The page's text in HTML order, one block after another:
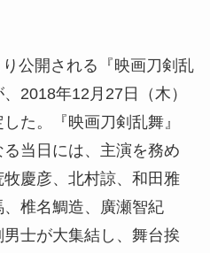
公開される『映画刀剣乱
2018年12月27日（木）
た。『映画刀剣乱舞』
当日には、主演を務め
慶彦、北村諒、和田雅
椎名鯛造、廣瀬智紀
士が大集結し、舞台挨